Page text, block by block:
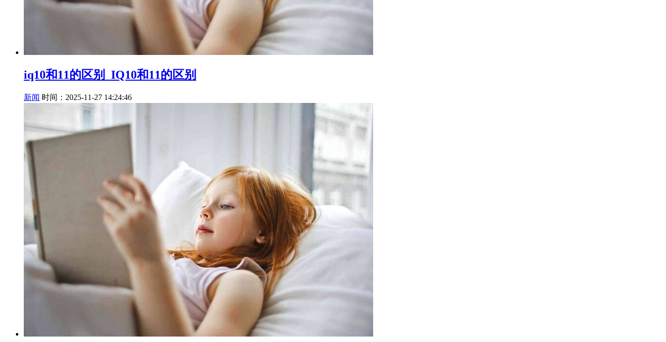
iq10和11的区别_IQ10和11的区别
新闻 时间：2025-11-27 14:24:46